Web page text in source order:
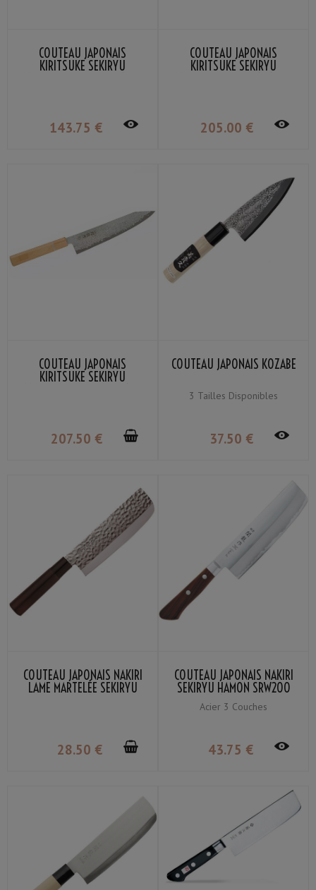
COUTEAU JAPONAIS
KIRITSUKE SEKIRYU
143.75 €
COUTEAU JAPONAIS
KIRITSUKE SEKIRYU
205.00 €
COUTEAU JAPONAIS
KIRITSUKE SEKIRYU
207.50 €
COUTEAU JAPONAIS KOZABE
3 Tailles Disponibles
37.50 €
COUTEAU JAPONAIS NAKIRI
LAME MARTELÉE SEKIRYU
28.50 €
COUTEAU JAPONAIS NAKIRI
SEKIRYU HAMON SRW200
16.5CM
Acier 3 Couches
43.75 €